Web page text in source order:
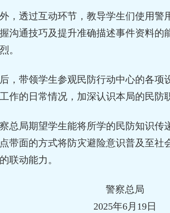
，透过互动环节，教导学生们使用警
沟通技巧及提升准确描述事件资料的
。
，带领学生参观民防行动中心的各项
作的日常情况，加深认识本局的民防
总局期望学生能将所学的民防知识传
带面的方式将防灾避险意识普及至社
联动能力。
警察总局
2025年6月19日